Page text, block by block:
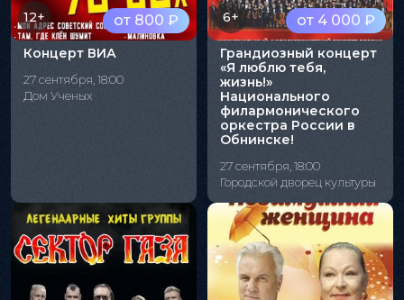
от 800 ₽
12+
Концерт ВИА
27 сентября, 18:00
Дом Ученых
от 4 000 ₽
6+
Грандиозный концерт
«Я люблю тебя,
жизнь!»
Национального
филармонического
оркестра России в
Обнинске!
27 сентября, 18:00
Городской дворец культуры